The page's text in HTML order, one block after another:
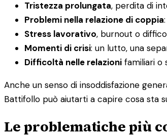
Tristezza prolungata, perdita di
Problemi nella relazione di coppia
Stress lavorativo, burnout o
Momenti di crisi: un lutto, una
Difficoltà nelle relazioni familiari o
Anche un senso di insoddisfazione
Battifollo può aiutarti a capire cosa sta
Le problematiche più